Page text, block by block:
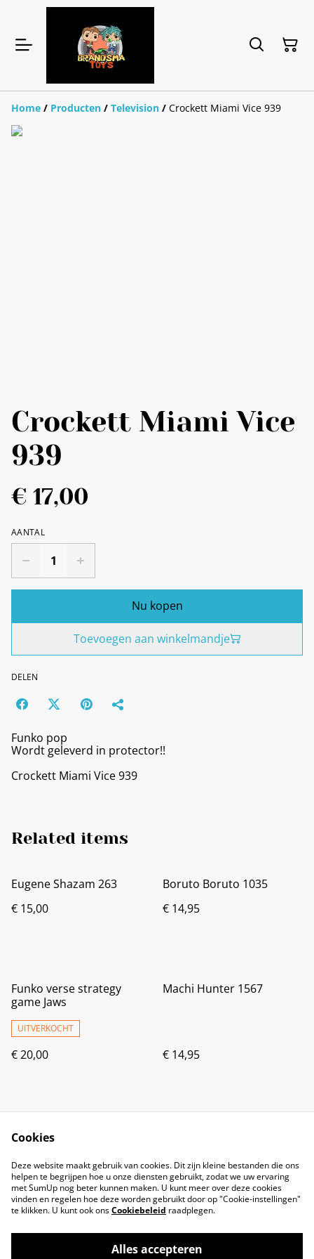
Home / Producten / Television / Crockett Miami Vice 939
Crockett Miami Vice
939
€ 17,00
AANTAL
Nu kopen
Toevoegen aan winkelmandje
DELEN
Funko pop
Wordt geleverd in protector!!
Crockett Miami Vice 939
Related items
Eugene Shazam 263
€ 15,00
Boruto Boruto 1035
€ 14,95
Funko verse strategy
game Jaws
UITVERKOCHT
€ 20,00
Machi Hunter 1567
€ 14,95
Cookies
Deze website maakt gebruik van cookies. Dit zijn kleine bestanden die ons
helpen te begrijpen hoe u onze diensten gebruikt, zodat we uw ervaring
met SumUp nog beter kunnen maken. U kunt meer over deze cookies
vinden en regelen hoe deze worden gebruikt door op "Cookie-instellingen"
te klikken. U kunt ook onsCookiebeleid raadplegen.
Alles accepteren